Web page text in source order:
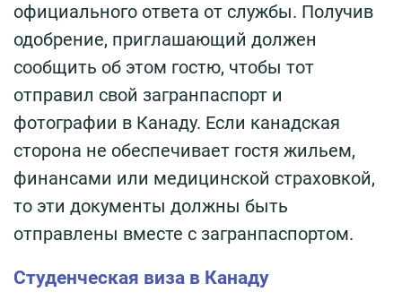
официального ответа от службы. Получив
одобрение, приглашающий должен
сообщить об этом гостю, чтобы тот
отправил свой загранпаспорт и
фотографии в Канаду. Если канадская
сторона не обеспечивает гостя жильем,
финансами или медицинской страховкой,
то эти документы должны быть
отправлены вместе с загранпаспортом.
Студенческая виза в Канаду